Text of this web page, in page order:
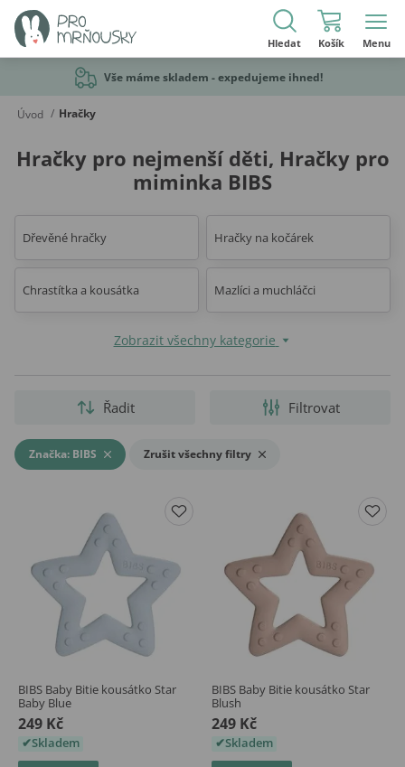
Hledat Košík Menu
Vše máme skladem - expedujeme ihned!
Úvod / Hračky
Hračky pro nejmenší děti, Hračky pro
miminka BIBS
Dřevěné hračky Hračky na kočárek
Chrastítka a kousátka Mazlíci a muchláčci
Zobrazit všechny kategorie
Filtrovat
Řadit
Značka: BIBS Zrušit všechny filtry
BIBS Baby Bitie kousátko Star
Baby Blue
249 Kč
Skladem
BIBS Baby Bitie kousátko Star
Blush
249 Kč
Skladem